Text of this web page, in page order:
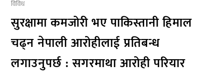
विविध
सुरक्षामा कमजोरी भए पाकिस्तानी हिमाल
चढ्न नेपाली आरोहीलाई प्रतिबन्ध
लगाउनुपर्छ : सगरमाथा आरोही परियार